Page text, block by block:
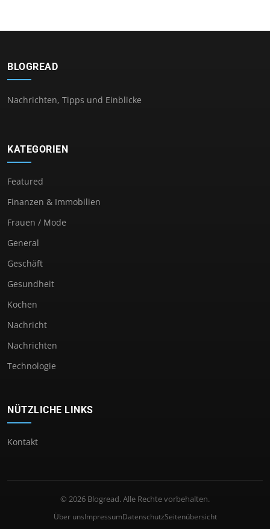
BLOGREAD
Nachrichten, Tipps und Einblicke
KATEGORIEN
Featured
Finanzen & Immobilien
Frauen / Mode
General
Geschäft
Gesundheit
Kochen
Nachricht
Nachrichten
Technologie
NÜTZLICHE LINKS
Kontakt
© 2026 Blogread. Alle Rechte vorbehalten.
Über unsImpressumDatenschutzSeitenübersicht